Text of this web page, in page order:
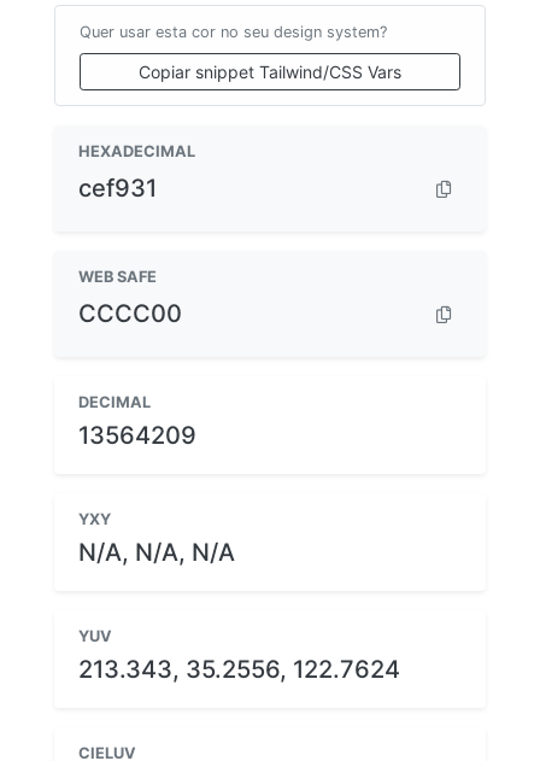
Quer usar esta cor no seu design system?
Copiar snippet Tailwind/CSS Vars
HEXADECIMAL
cef931
WEB SAFE
CCCC00
DECIMAL
13564209
YXY
N/A, N/A, N/A
YUV
213.343, 35.2556, 122.7624
CIELUV